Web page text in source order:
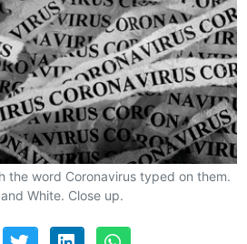
the word Coronavirus typed on them.
White. Close up.